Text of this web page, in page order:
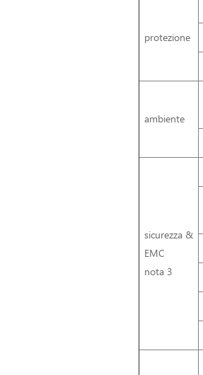
protezione
ambiente
sicurezza &
EMC
nota 3